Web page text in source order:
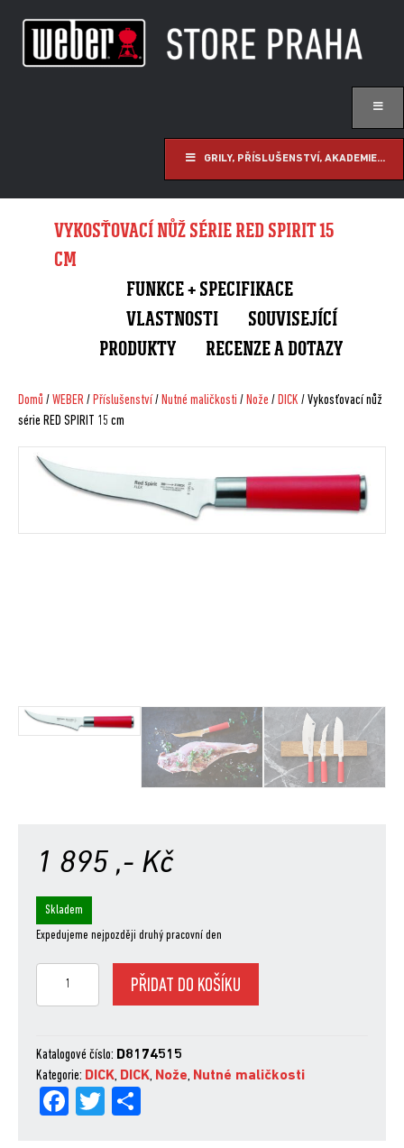
GRILY, PŘÍSLUŠENSTVÍ, AKADEMIE...
VYKOSŤOVACÍ NŮŽ SÉRIE RED SPIRIT 15
CM
FUNKCE + SPECIFIKACE
VLASTNOSTI
SOUVISEJÍCÍ
PRODUKTY
RECENZE A DOTAZY
Domů /WEBER/ Příslušenství/ Nutné maličkosti / Nože / DICK / Vykosťovací nůž
série RED SPIRIT 15 cm
1 895 ,- Kč
Skladem
Expedujeme nejpozději druhý pracovní den
SPIRIT
15
cm
množství
PŘIDAT DO KOŠÍKU
Katalogové číslo: D8174515
Kategorie: DICK, DICK, Nože, Nutné maličkosti
Fa
Tw